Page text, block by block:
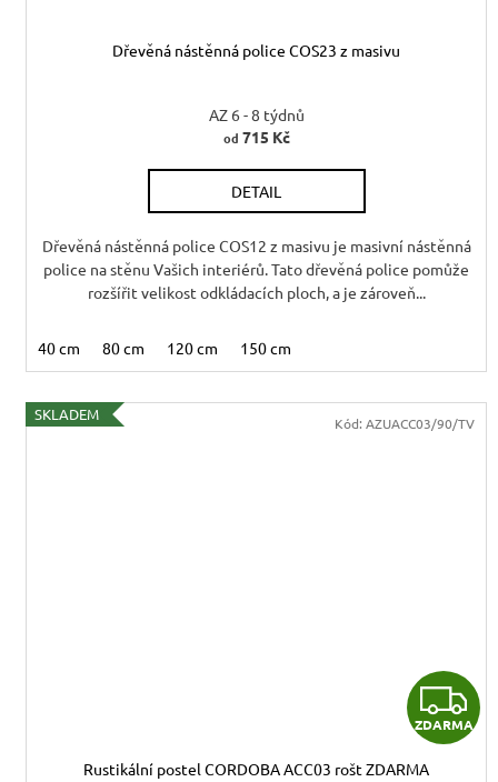
Dřevěná nástěnná police COS23 z masivu
AZ 6 - 8 týdnů
od 715 Kč
DETAIL
Dřevěná nástěnná police COS12 z masivu je masivní nástěnná
police na stěnu Vašich interiérů. Tato dřevěná police pomůže
rozšířit velikost odkládacích ploch, a je zároveň...
40 cm 80 cm 120 cm 150 cm
SKLADEM
Z
D
ZDARMA
Rustikální postel CORDOBA ACC03 rošt ZDARMA
Kód: AZUACC03/90/TV